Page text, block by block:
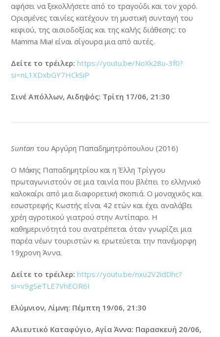
αφήσει να ξεκολλήσετε από το τραγούδι και τον χορό.
Ορισμένες ταινίες κατέχουν τη μυστική συνταγή του
κεφιού, της αισιοδοξίας και της καλής διάθεσης: το
Mamma Mia! είναι σίγουρα μια από αυτές.
Δείτε το τρέιλερ: https://youtu.be/NoXk28u-3f0?
si=nL1XDxbGY7HCkSiP
Σινέ Απόλλων, Αιδηψός: Τρίτη 17/06, 21:30
Suntan του Αργύρη Παπαδημητρόπουλου (2016)
Ο Μάκης Παπαδημητρίου και η Έλλη Τρίγγου
πρωταγωνιστούν σε μια ταινία που βλέπει το ελληνικό
καλοκαίρι από μια διαφορετική σκοπιά. Ο μοναχικός και
εσωστρεφής Κωστής είναι 42 ετών και έχει αναλάβει
χρέη αγροτικού γιατρού στην Αντίπαρο. Η
καθημερινότητά του ανατρέπεται όταν γνωρίζει μια
παρέα νέων τουριστών κι ερωτεύεται την πανέμορφη
19χρονη Άννα.
Δείτε το τρέιλερ: https://youtu.be/nxu2V2idDhc?
si=v9gSeTLE7VhEOR6I
Ελύμνιον, Λίμνη: Πέμπτη 19/06, 21:30
Αλιευτικό Καταφύγιο, Αγία Άννα: Παρασκευή 20/06,